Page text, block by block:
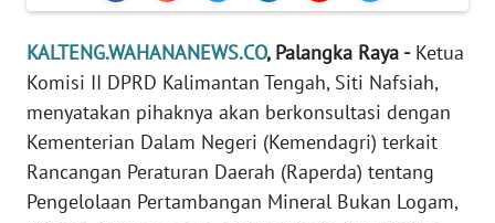
KALTENG.WAHANANEWS.CO, Palangka Raya -Ketua
Komisi II DPRD Kalimantan Tengah, Siti Nafsiah,
menyatakan pihaknya akan berkonsultasi dengan
Kementerian Dalam Negeri (Kemendagri) terkait
Rancangan Peraturan Daerah (Raperda) tentang
Pengelolaan Pertambangan Mineral Bukan Logam,
MEDIA
SIBER
REDAKSI
KARIR